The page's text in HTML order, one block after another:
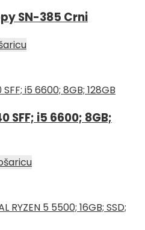
SN-385 Crni
SFF; i5 6600; 8GB;